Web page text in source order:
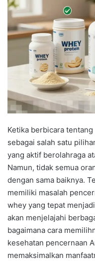
Ketika berbicara
sebagai salah satu
yang aktif berolahraga
Namun, tidak semua
dengan sama baiknya.
memiliki masalah
whey yang tepat
akan menjelajahi
bagaimana cara
kesehatan pencernaan
memaksimalkan